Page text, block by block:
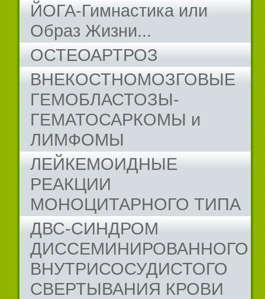
ЙОГА-Гимнастика или
Образ Жизни...
ОСТЕОАРТРОЗ
ВНЕКОСТНОМОЗГОВЫЕ
ГЕМОБЛАСТОЗЫ-
ГЕМАТОСАРКОМЫ и
ЛИМФОМЫ
ЛЕЙКЕМОИДНЫЕ
РЕАКЦИИ
МОНОЦИТАРНОГО ТИПА
ДВС-СИНДРОМ
ДИССЕМИНИРОВАННОГО
ВНУТРИСОСУДИСТОГО
СВЕРТЫВАНИЯ КРОВИ